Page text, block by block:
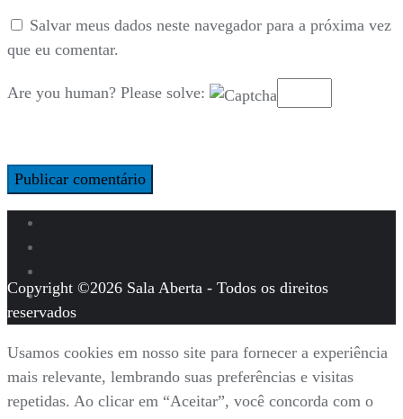
Salvar meus dados neste navegador para a próxima vez
que eu comentar.
Are you human? Please solve:
Copyright ©2026 Sala Aberta - Todos os direitos
reservados
Usamos cookies em nosso site para fornecer a experiência
mais relevante, lembrando suas preferências e visitas
repetidas. Ao clicar em “Aceitar”, você concorda com o